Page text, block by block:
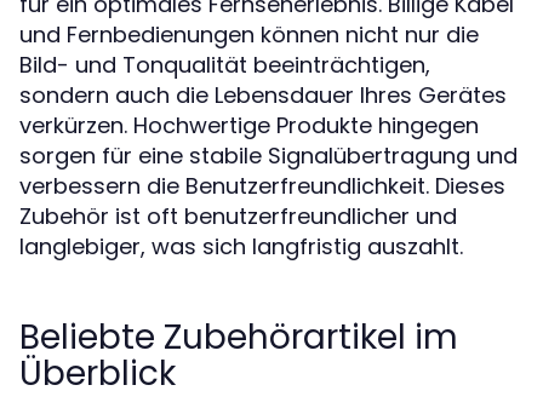
und Fernbedienungen können nicht nur die
Bild- und Tonqualität beeinträchtigen,
sondern auch die Lebensdauer Ihres Gerätes
verkürzen. Hochwertige Produkte hingegen
sorgen für eine stabile Signalübertragung und
verbessern die Benutzerfreundlichkeit. Dieses
Zubehör ist oft benutzerfreundlicher und
langlebiger, was sich langfristig auszahlt.
Beliebte Zubehörartikel im
Überblick